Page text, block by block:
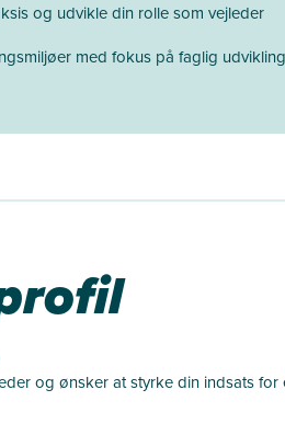
og udvikle din rolle som vejleder
med fokus på faglig udvikling
og ønsker at styrke din indsats for